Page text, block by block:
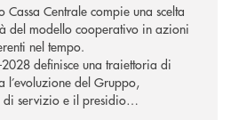
Cassa Centrale compie una scelta
del modello cooperativo in azioni
nel tempo.
definisce una traiettoria di
l’evoluzione del Gruppo,
servizio e il presidio